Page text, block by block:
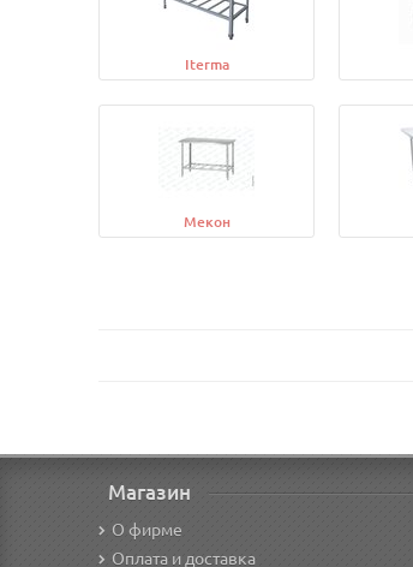
Iterma
Мекон
Магазин
О фирме
Оплата и доставка